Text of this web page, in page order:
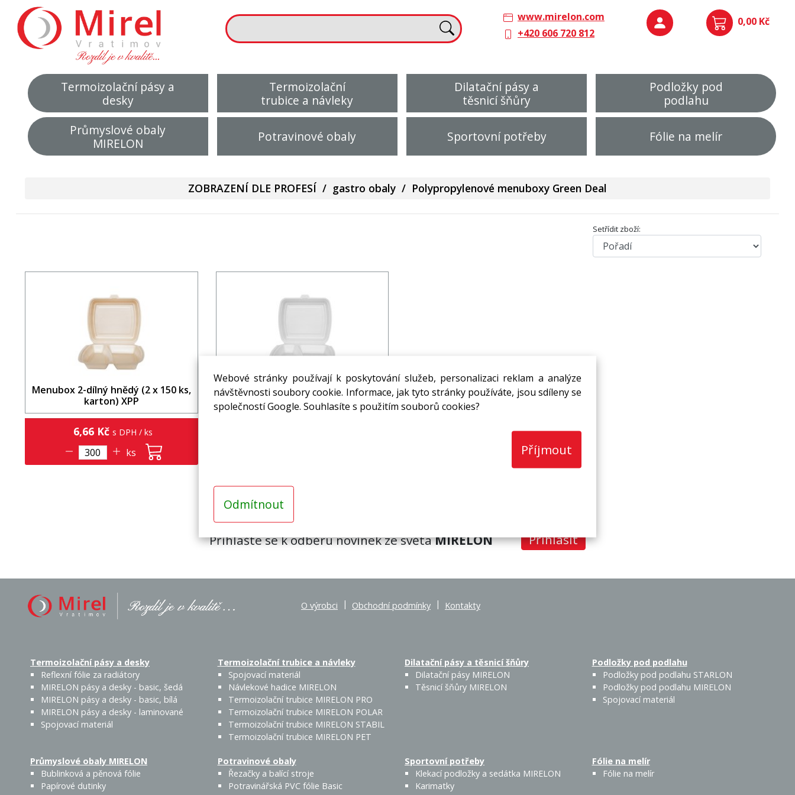
Webové stránky používají k poskytování služeb, personalizaci reklam a analýze
návštěvnosti soubory cookie. Informace, jak tyto stránky používáte, jsou sdíleny se
společností Google. Souhlasíte s použitím souborů cookies?
Příjmout
Odmítnout
www.mirelon.com
+420 606 720 812
0,00 Kč
Termoizolační pásy a
desky
Termoizolační
trubice a návleky
Dilatační pásy a
těsnicí šňůry
Podložky pod
podlahu
Průmyslové obaly
MIRELON
Potravinové obaly Sportovní potřeby Fólie na melír
ZOBRAZENÍ DLE PROFESÍ / gastro obaly / Polypropylenové menuboxy Green Deal
Setřídit zboží:
Menubox 2-dílný hnědý (2 x 150 ks,
karton) XPP
6,66 Kč s DPH / ks
ks
Menubox 2-dílný bílý (2 x 150 ks,
karton) XPP
Přihlašte se k odběru novinek ze světaMIRELON Přihlásit
O výrobci | Obchodní podmínky | Kontakty
Termoizolační pásy a desky
Reflexní fólie za radiátory
MIRELON pásy a desky - basic, šedá
MIRELON pásy a desky - basic, bílá
MIRELON pásy a desky - laminované
Spojovací materiál
Termoizolační trubice a návleky
Spojovací materiál
Návlekové hadice MIRELON
Termoizolační trubice MIRELON PRO
Termoizolační trubice MIRELON POLAR
Termoizolační trubice MIRELON STABIL
Termoizolační trubice MIRELON PET
Dilatační pásy a těsnicí šňůry
Dilatační pásy MIRELON
Těsnicí šňůry MIRELON
Podložky pod podlahu
Podložky pod podlahu STARLON
Podložky pod podlahu MIRELON
Spojovací materiál
Průmyslové obaly MIRELON
Bublinková a pěnová fólie
Papírové dutinky
Potravinové obaly
Řezačky a balící stroje
Potravinářská PVC fólie Basic
Sportovní potřeby
Klekací podložky a sedátka MIRELON
Karimatky
Fólie na melír
Fólie na melír